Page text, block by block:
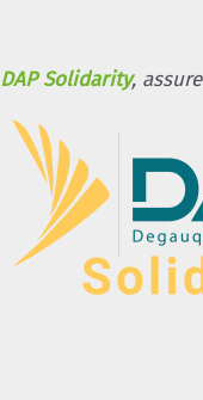
DAP Solidarity,